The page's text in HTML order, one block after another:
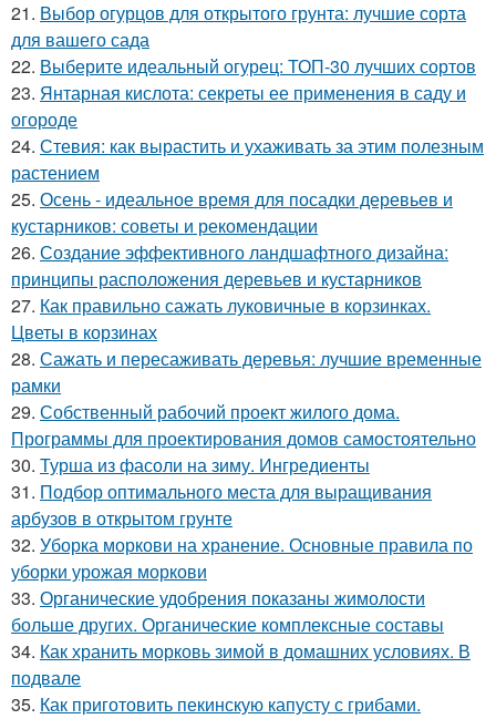
21. Выбор огурцов для открытого грунта: лучшие сорта
для вашего сада
22. Выберите идеальный огурец: ТОП-30 лучших сортов
23. Янтарная кислота: секреты ее применения в саду и
огороде
24. Стевия: как вырастить и ухаживать за этим полезным
растением
25. Осень - идеальное время для посадки деревьев и
кустарников: советы и рекомендации
26. Создание эффективного ландшафтного дизайна:
принципы расположения деревьев и кустарников
27. Как правильно сажать луковичные в корзинках.
Цветы в корзинах
28. Сажать и пересаживать деревья: лучшие временные
рамки
29. Собственный рабочий проект жилого дома.
Программы для проектирования домов самостоятельно
30. Турша из фасоли на зиму. Ингредиенты
31. Подбор оптимального места для выращивания
арбузов в открытом грунте
32. Уборка моркови на хранение. Основные правила по
уборки урожая моркови
33. Органические удобрения показаны жимолости
больше других. Органические комплексные составы
34. Как хранить морковь зимой в домашних условиях. В
подвале
35. Как приготовить пекинскую капусту с грибами.